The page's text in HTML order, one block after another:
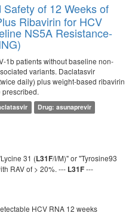
of 12 Weeks of
Ribavirin for HCV
NS5A Resistance-
1b patients without baseline non-
variants. Daclatasvir
daily) plus weight-based ribavirin
Drug: asunaprevir
31 (L31F/I/M)" or "Tyrosine93
RAV of > 20%. --- L31F---
HCV RNA 12 weeks